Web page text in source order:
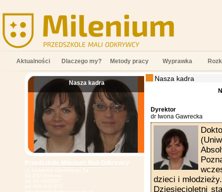
Aktualności Dlaczego my? Metody pracy Wyprawka
Nasza kadra
Przedszkole Milenium Mali Odkrywcy
ul. Leopolda Okulickiego 3a
62-200 Gniezno
tel: 61 4245007
tel: 690-942-977
Nasza kadra
Dyrektor
dr Iwona Gawrecka
dzieci i młodzieży.
Dziesięcioletni